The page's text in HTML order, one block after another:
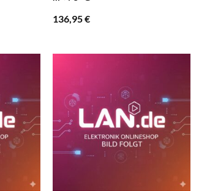
136,95€